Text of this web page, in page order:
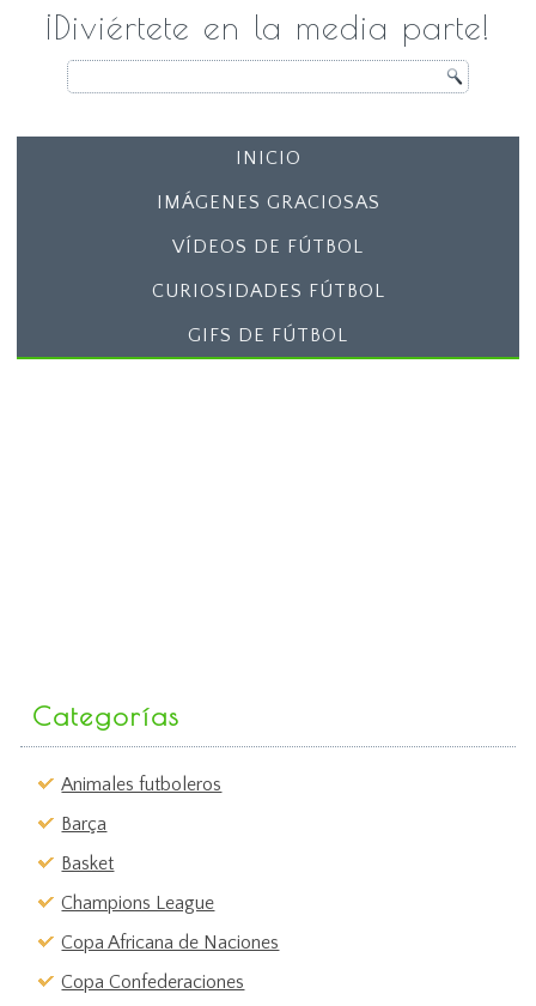
¡Diviértete en la media parte!
INICIO
IMÁGENES GRACIOSAS
VÍDEOS DE FÚTBOL
CURIOSIDADES FÚTBOL
GIFS DE FÚTBOL
Categorías
Animales futboleros
Barça
Basket
Champions League
Copa Africana de Naciones
Copa Confederaciones